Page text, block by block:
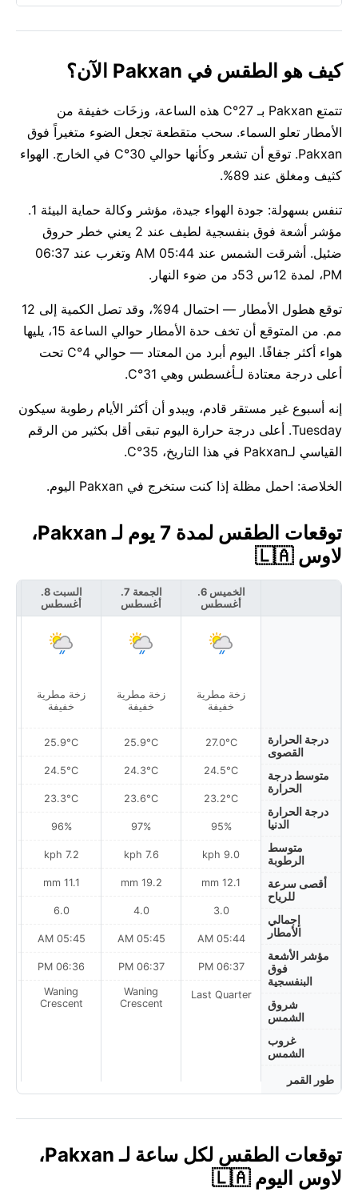
كيف هو الطقس في Pakxan الآن؟
تتمتع Pakxan بـ 27°C هذه الساعة، وزخَات خفيفة من
الأمطار تعلو السماء. سحب متقطعة تجعل الضوء متغيراً فوق
Pakxan. توقع أن تشعر وكأنها حوالي 30°C في الخارج. الهواء
كثيف ومغلق عند 89%.
تنفس بسهولة: جودة الهواء جيدة، مؤشر وكالة حماية البيئة 1.
مؤشر أشعة فوق بنفسجية لطيف عند 2 يعني خطر حروق
ضئيل. أشرقت الشمس عند 05:44 AM وتغرب عند 06:37
PM، لمدة 12س 53د من ضوء النهار.
توقع هطول الأمطار — احتمال 94%، وقد تصل الكمية إلى 12
مم. من المتوقع أن تخف حدة الأمطار حوالي الساعة 15، يليها
هواء أكثر جفافًا. اليوم أبرد من المعتاد — حوالي 4°C تحت
أعلى درجة معتادة لـأغسطس وهي 31°C.
إنه أسبوع غير مستقر قادم، ويبدو أن أكثر الأيام رطوبة سيكون
Tuesday. أعلى درجة حرارة اليوم تبقى أقل بكثير من الرقم
القياسي لـPakxan في هذا التاريخ، 35°C.
الخلاصة: احمل مظلة إذا كنت ستخرج في Pakxan اليوم.
توقعات الطقس لمدة 7 يوم لـ Pakxan،
لاوس 🇱🇦
درجة الحرارة
القصوى
متوسط درجة
الحرارة
درجة الحرارة
الدنيا
متوسط
الرطوبة
أقصى سرعة
للرياح
إجمالي
الأمطار
مؤشر الأشعة
فوق
البنفسجية
شروق
الشمس
غروب
الشمس
طور القمر
الخميس 6.
أغسطس
زخة مطرية
خفيفة
27.0°C
24.5°C
23.2°C
95%
9.0 kph
12.1 mm
3.0
05:44 AM
06:37 PM
Last Quarter
الجمعة 7.
أغسطس
زخة مطرية
خفيفة
25.9°C
24.3°C
23.6°C
97%
7.6 kph
19.2 mm
4.0
05:45 AM
06:37 PM
Waning
Crescent
السبت 8.
أغسطس
زخة مطرية
خفيفة
25.9°C
24.5°C
23.3°C
96%
7.2 kph
11.1 mm
6.0
05:45 AM
06:36 PM
Waning
Crescent
توقعات الطقس لكل ساعة لـ Pakxan،
لاوس اليوم 🇱🇦